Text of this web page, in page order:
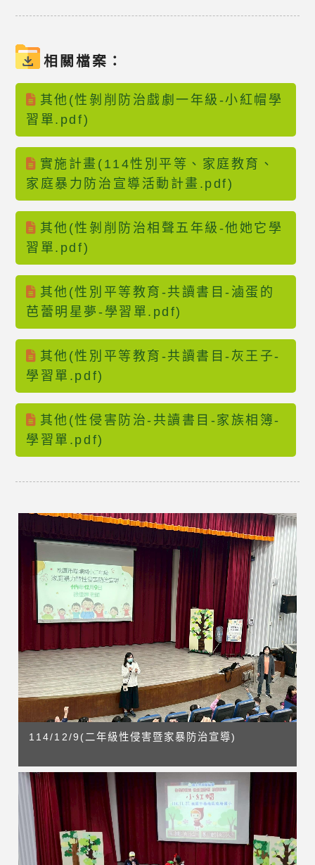
相關檔案：
其他(性剝削防治戲劇一年級-小紅帽學
習單.pdf)
實施計畫(114性別平等、家庭教育、
家庭暴力防治宣導活動計畫.pdf)
其他(性剝削防治相聲五年級-他她它學
習單.pdf)
其他(性別平等教育-共讀書目-滷蛋的
芭蕾明星夢-學習單.pdf)
其他(性別平等教育-共讀書目-灰王子-
學習單.pdf)
其他(性侵害防治-共讀書目-家族相簿-
學習單.pdf)
114/12/9(二年級性侵害暨家暴防治宣導)